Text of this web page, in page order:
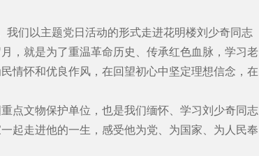
我们以主题党日活动的形式走进花明楼刘少奇同志
，就是为了重温革命历史、传承红色血脉，学习老
情怀和优良作风，在回望初心中坚定理想信念，在
点文物保护单位，也是我们缅怀、学习刘少奇同志
起走进他的一生，感受他为党、为国家、为人民奉